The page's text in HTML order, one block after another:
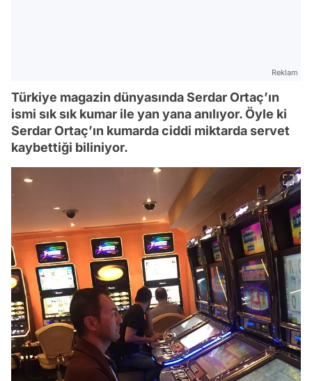
Reklam
Türkiye magazin dünyasında Serdar Ortaç’ın
ismi sık sık kumar ile yan yana anılıyor. Öyle ki
Serdar Ortaç’ın kumarda ciddi miktarda servet
kaybettiği biliniyor.